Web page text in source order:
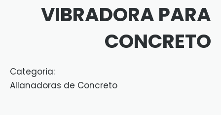
VIBRADORA PARA
CONCRETO
Categoria:
Allanadoras de Concreto